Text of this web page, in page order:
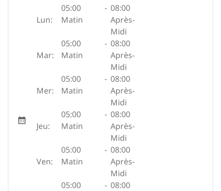
Lun:
05:00
Matin
- 08:00
Après-
Midi
Mar:
05:00
Matin
- 08:00
Après-
Midi
Mer:
05:00
Matin
- 08:00
Après-
Midi
Jeu:
05:00
Matin
- 08:00
Après-
Midi
Ven:
05:00
Matin
- 08:00
Après-
Midi
05:00
- 08:00